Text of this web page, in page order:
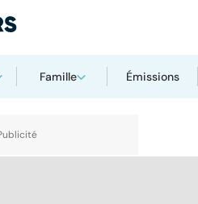
Famille Émissions